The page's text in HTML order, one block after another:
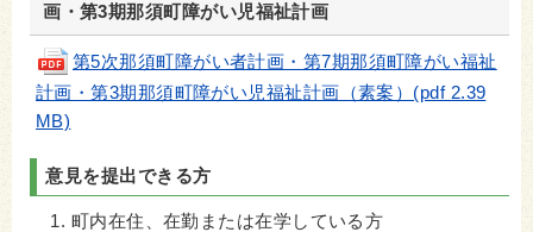
画・第3期那須町障がい児福祉計画
第5次那須町障がい者計画・第7期那須町障がい福祉
計画・第3期那須町障がい児福祉計画（素案）(pdf 2.39
MB)
意見を提出できる方
町内在住、在勤または在学している方